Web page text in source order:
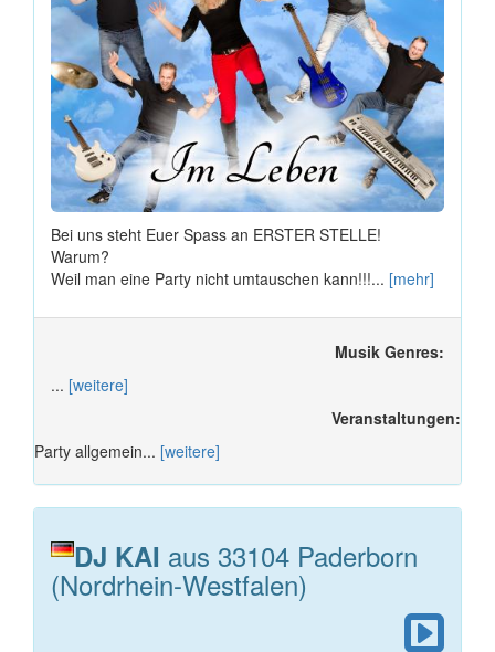
Bei uns steht Euer Spass an ERSTER STELLE!
Warum?
Weil man eine Party nicht umtauschen kann!!!... [mehr]
Musik Genres:
... [weitere]
Veranstaltungen:
Party allgemein... [weitere]
DJ KAI aus 33104 Paderborn
(Nordrhein-Westfalen)